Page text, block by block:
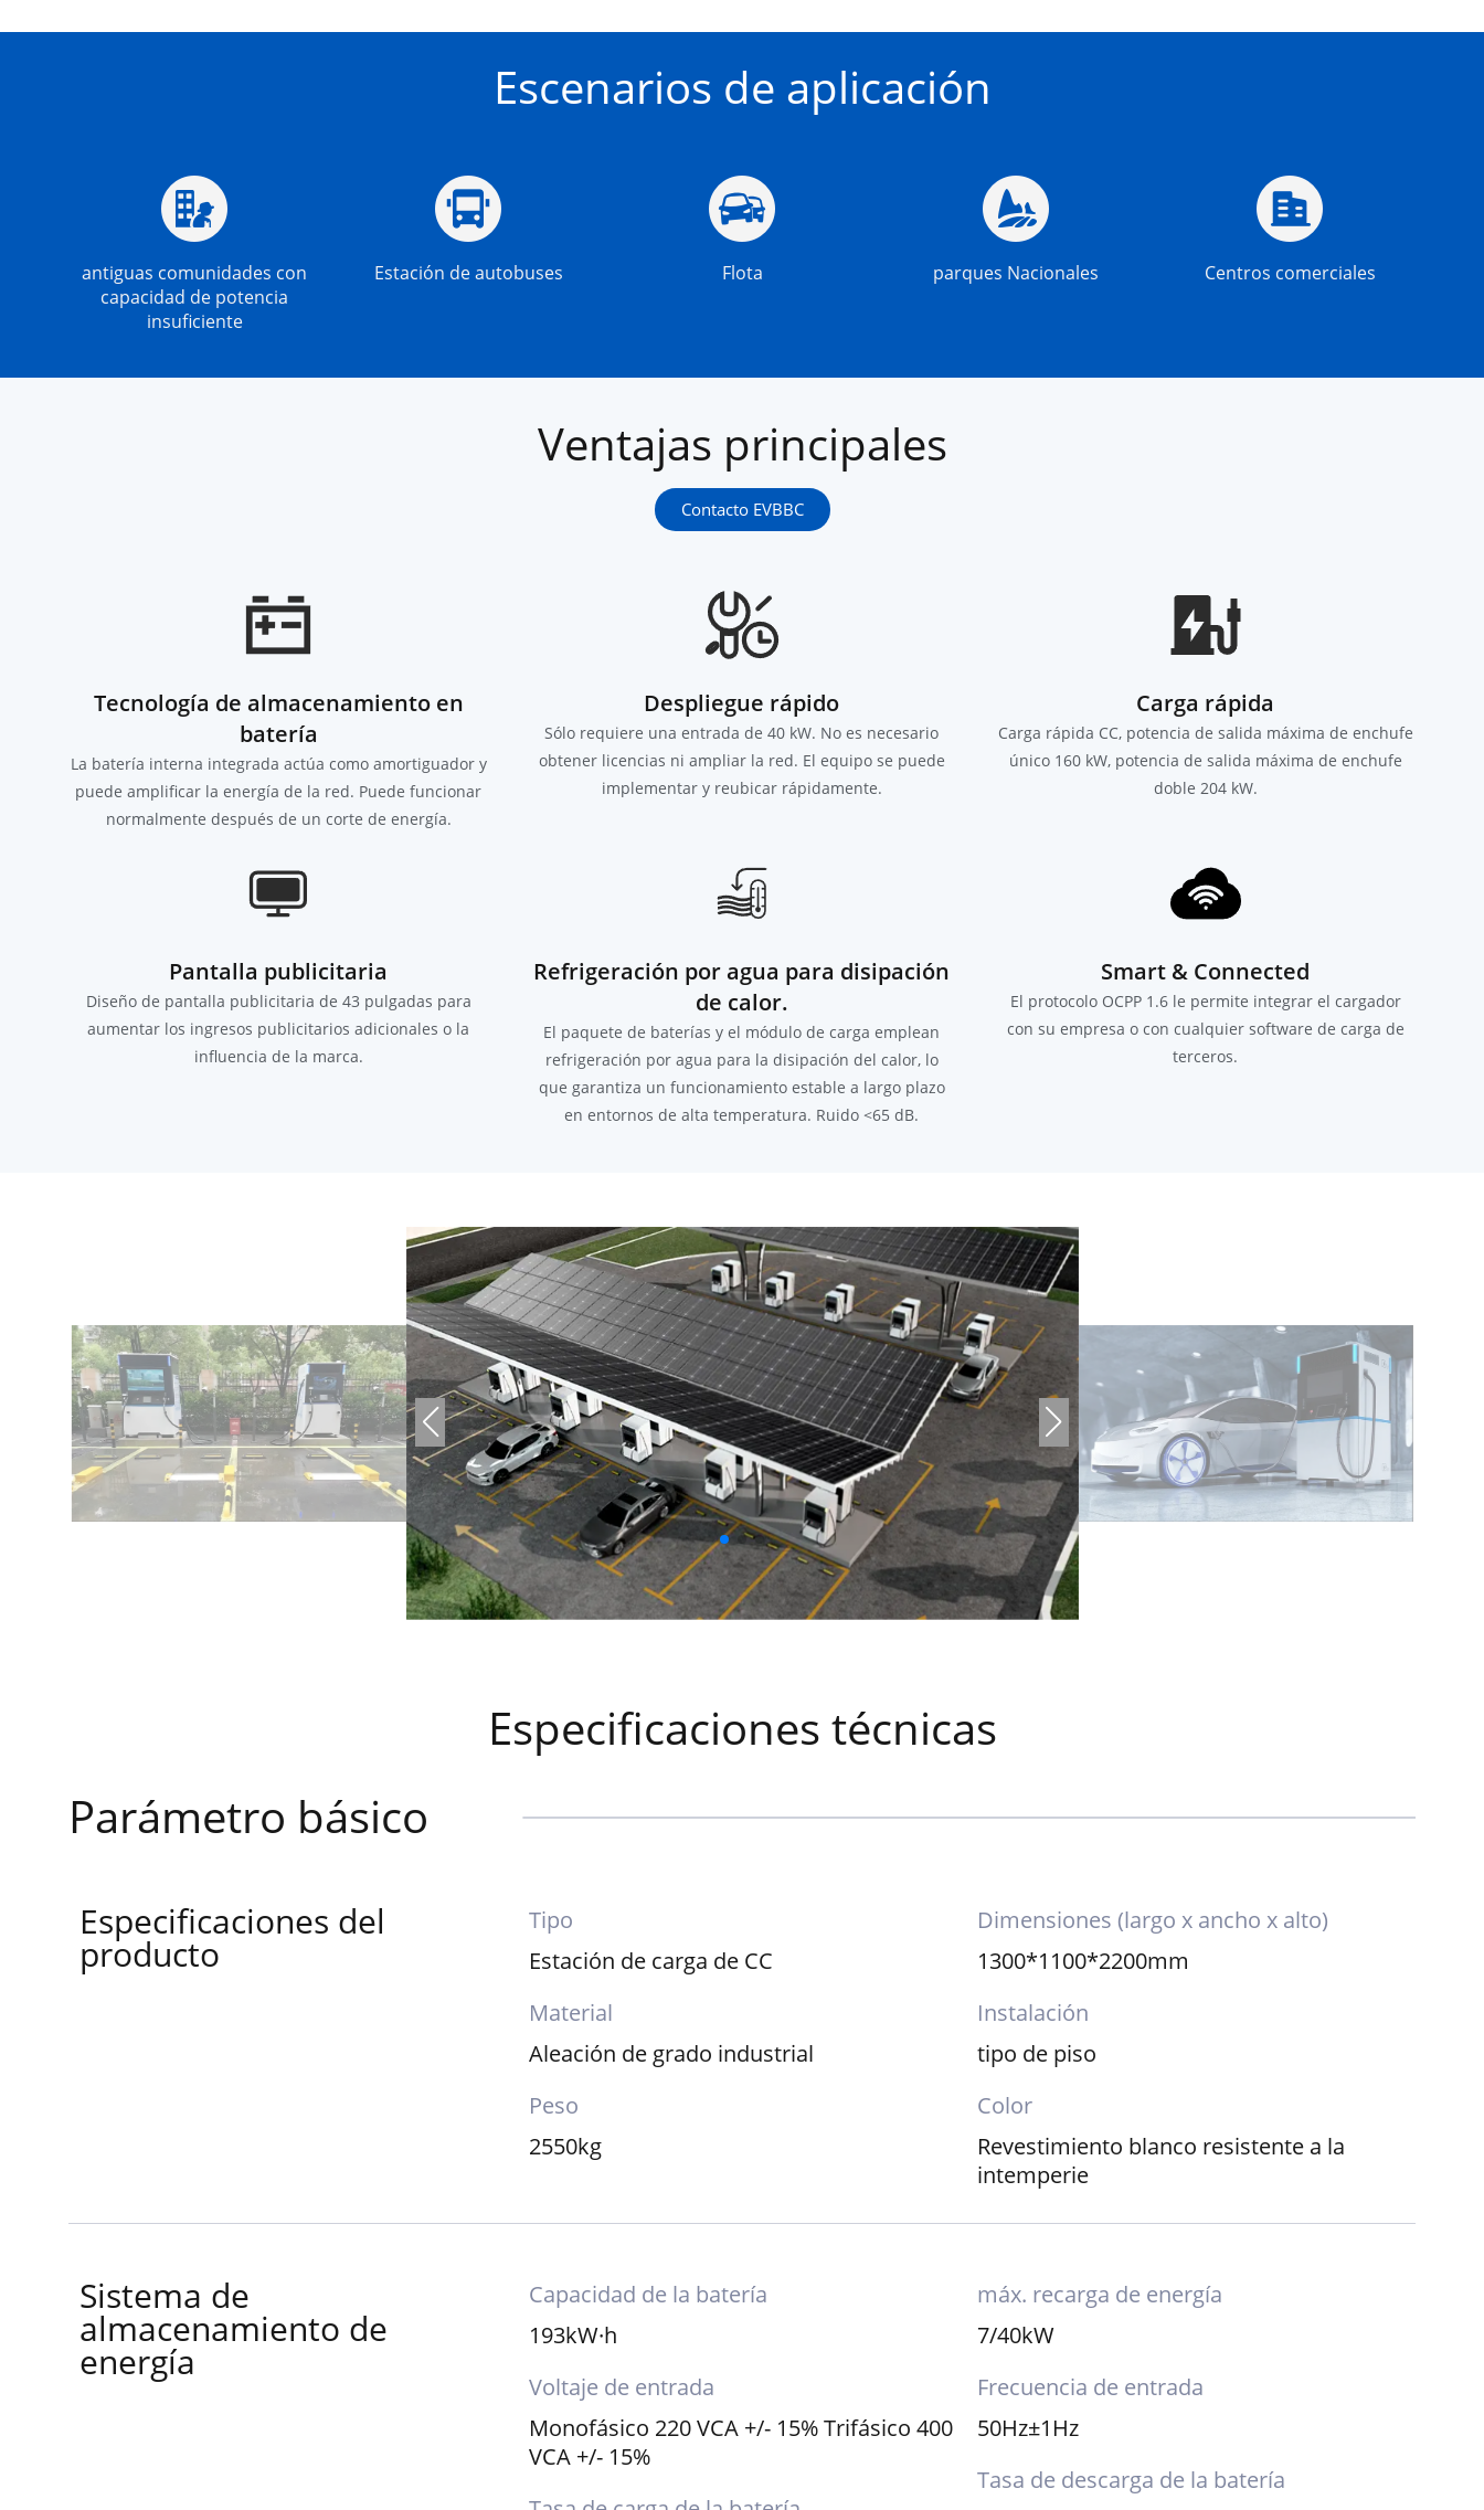
Escenarios de aplicación
antiguas comunidades con
capacidad de potencia
insuficiente
Estación de autobuses Flota parques Nacionales Centros comerciales
Ventajas principales
Contacto EVBBC
Tecnología de almacenamiento en
batería
La batería interna integrada actúa como amortiguador y
puede amplificar la energía de la red. Puede funcionar
normalmente después de un corte de energía.
Despliegue rápido
Sólo requiere una entrada de 40 kW. No es necesario
obtener licencias ni ampliar la red. El equipo se puede
implementar y reubicar rápidamente.
Carga rápida
Carga rápida CC, potencia de salida máxima de enchufe
único 160 kW, potencia de salida máxima de enchufe
doble 204 kW.
Pantalla publicitaria
Diseño de pantalla publicitaria de 43 pulgadas para
aumentar los ingresos publicitarios adicionales o la
influencia de la marca.
Refrigeración por agua para disipación
de calor.
El paquete de baterías y el módulo de carga emplean
refrigeración por agua para la disipación del calor, lo
que garantiza un funcionamiento estable a largo plazo
en entornos de alta temperatura. Ruido <65 dB.
Smart & Connected
El protocolo OCPP 1.6 le permite integrar el cargador
con su empresa o con cualquier software de carga de
terceros.
Especificaciones técnicas
Parámetro básico
Especificaciones del
producto
Tipo
Estación de carga de CC
Material
Aleación de grado industrial
Peso
2550kg
Dimensiones (largo x ancho x alto)
1300*1100*2200mm
Instalación
tipo de piso
Color
Revestimiento blanco resistente a la
intemperie
Sistema de
almacenamiento de
energía
Capacidad de la batería
193kW·h
Voltaje de entrada
Monofásico 220 VCA +/- 15% Trifásico 400
VCA +/- 15%
máx. recarga de energía
7/40kW
Frecuencia de entrada
50Hz±1Hz
Tasa de descarga de la batería